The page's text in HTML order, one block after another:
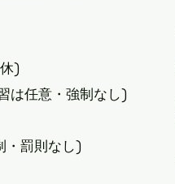
)
は任意・強制なし)
・罰則なし)